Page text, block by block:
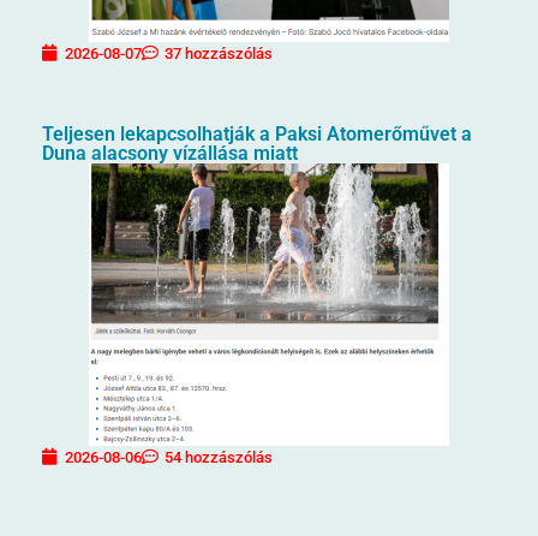
2026-08-07 37 hozzászólás
Teljesen lekapcsolhatják a Paksi Atomerőművet a
Duna alacsony vízállása miatt
2026-08-06 54 hozzászólás